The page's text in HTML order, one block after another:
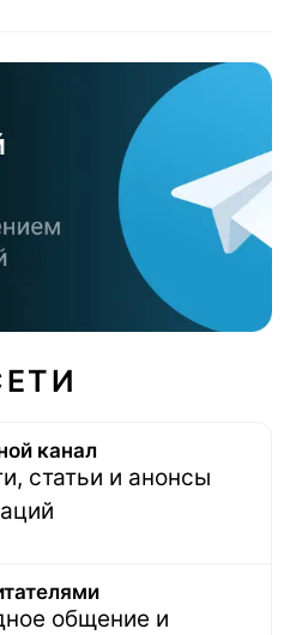
канал
статьи и анонсы
общение и